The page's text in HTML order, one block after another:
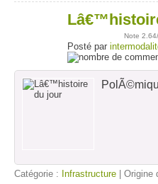
Note 2.64
Posté par
Catégorie : Infrastructure | Origine